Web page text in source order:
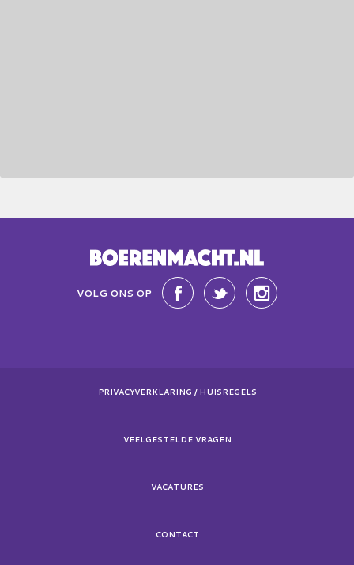
VOLG ONS OP
PRIVACYVERKLARING / HUISREGELS
VEELGESTELDE VRAGEN
VACATURES
CONTACT